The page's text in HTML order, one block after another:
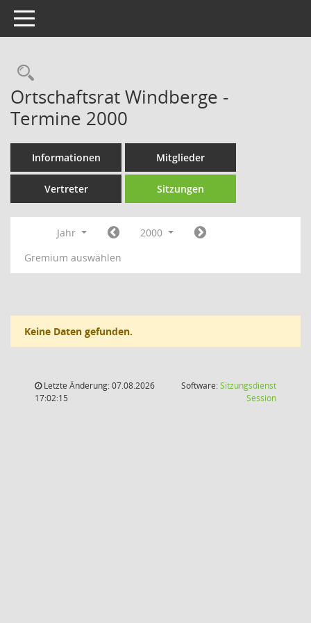
Toggle navigation
Rechercheauswahl
Ortschaftsrat Windberge -
Termine 2000
Informationen Mitglieder
Vertreter Sitzungen
Jahr
2000
Gremium auswählen
Keine Daten gefunden.
Letzte Änderung: 07.08.2026
17:02:15
Software:Sitzungsdienst
Session(Wird in